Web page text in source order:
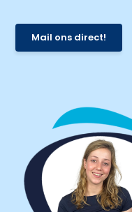
Mail ons direct!